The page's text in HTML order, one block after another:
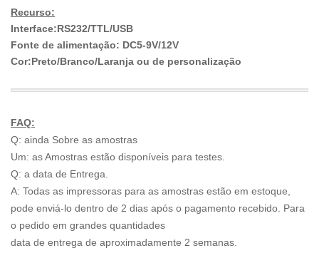
Recurso:
Interface:RS232/TTL/USB
Fonte de alimentação: DC5-9V/12V
Cor:Preto/Branco/Laranja ou de personalização
FAQ:
Q: ainda Sobre as amostras
Um: as Amostras estão disponíveis para testes.
Q: a data de Entrega.
A: Todas as impressoras para as amostras estão em estoque,
pode enviá-lo dentro de 2 dias após o pagamento recebido. Para
o pedido em grandes quantidades
data de entrega de aproximadamente 2 semanas.